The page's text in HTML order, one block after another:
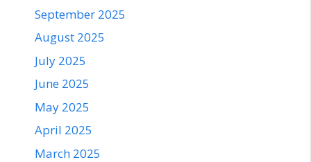
September 2025
August 2025
July 2025
June 2025
May 2025
April 2025
March 2025